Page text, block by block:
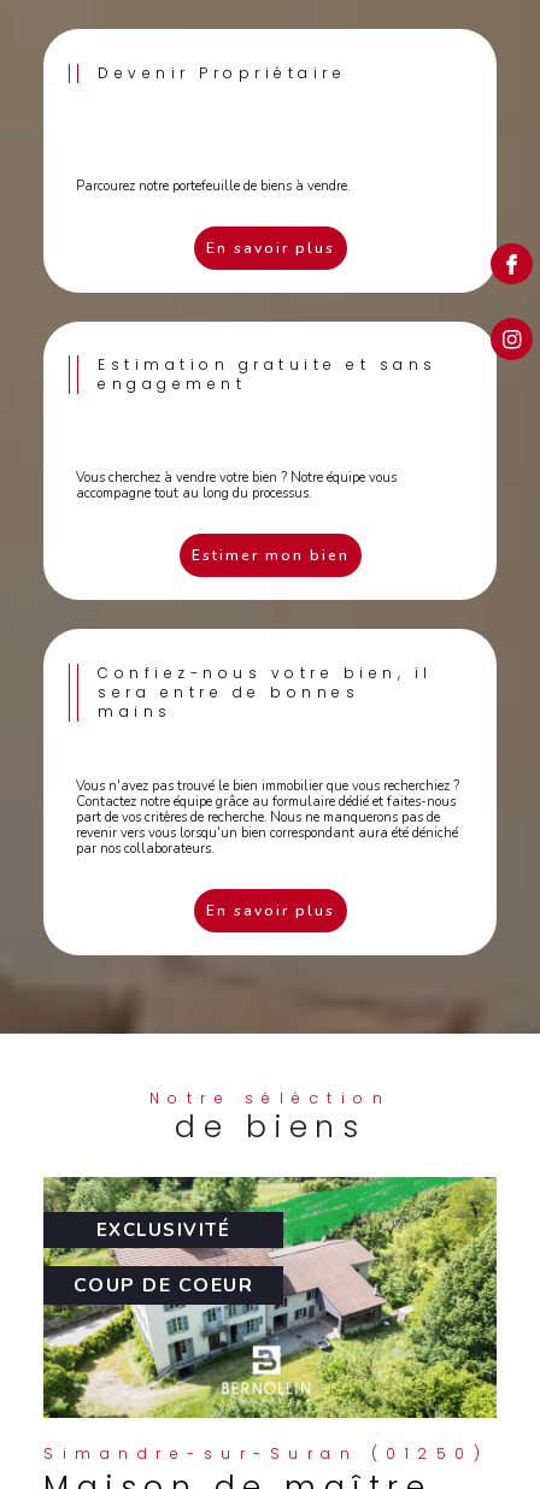
Devenir Propriétaire
Parcourez notre portefeuille de biens à vendre.
En savoir plus
Estimation gratuite et sans
engagement
Vous cherchez à vendre votre bien ? Notre équipe vous
accompagne tout au long du processus.
Estimer mon bien
Confiez-nous votre bien, il
sera entre de bonnes
mains
Vous n'avez pas trouvé le bien immobilier que vous recherchiez ?
Contactez notre équipe grâce au formulaire dédié et faites-nous
part de vos critères de recherche. Nous ne manquerons pas de
revenir vers vous lorsqu'un bien correspondant aura été déniché
par nos collaborateurs.
En savoir plus
Notre séléction
de biens
Val-d'Épy (39160)
EXCLUSIVITÉ
COUP DE COEUR